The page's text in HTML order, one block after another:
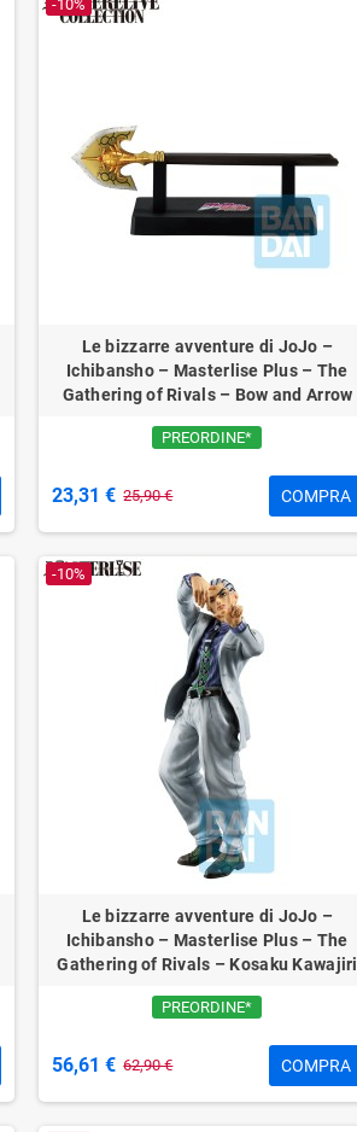
-10%
Le bizzarre avventure di JoJo –
Ichibansho – Masterlise Plus – The
Gathering of Rivals – Bow and Arrow
PREORDINE*
23,31 € 25,90 € COMPRA
-10%
Le bizzarre avventure di JoJo –
Ichibansho – Masterlise Plus – The
Gathering of Rivals – Kosaku Kawajiri
PREORDINE*
56,61 € 62,90 € COMPRA